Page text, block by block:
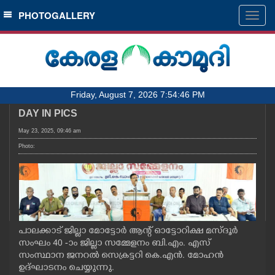
SECTIONS
HOME
NOTIFIED NEWS
KERALA
LOCAL
OBITUARY
PHOTOGALLERY
Friday, August 7, 2026 7:54:46 PM
DAY IN PICS
May 23, 2025, 09:46 am
Photo:
പാലക്കാട് ജില്ലാ മോട്ടോർ ആന്റ് ഓട്ടോറിക്ഷ മസ്ദൂർ
സംഘം 40 -ാം ജില്ലാ സമ്മേളനം ബി.എം. എസ്
സംസ്ഥാന ജനറൽ സെക്രട്ടറി കെ.എൻ. മോഹൻ
ഉദ്ഘാടനം ചെയ്യുന്നു.